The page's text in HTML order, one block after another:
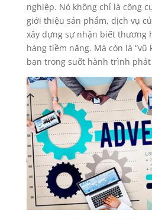
nghiệp. Nó không chỉ là công
giới thiệu sản phẩm, dịch vụ
xây dựng sự nhận biết thương
hàng tiềm năng. Mà còn là “vũ
bạn trong suốt hành trình